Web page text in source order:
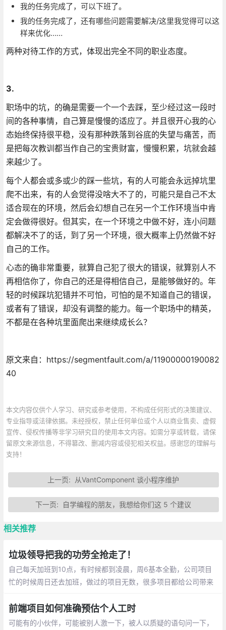
我的任务完成了，可以下班了。
我的任务完成了，还有哪些问题需要解决/这里我觉得可以这
样来优化……
两种对待工作的方式，体现出完全不同的职业态度。
3.
职场中的坑，的确是需要一个一个去踩，至少经过这一段时
间的各种事情，自己算是慢慢的适应了。并且很开心我的心
态始终保持很平稳，没有那种跌落到谷底的失望与痛苦，而
是把每次教训都当作自己的宝贵财富，慢慢积累，坑就会越
来越少了。
每个人都会或多或少的踩一些坑，有的人可能会永远掉坑里
爬不出来，有的人会觉得没啥大不了的，可能只是自己不太
适合现在的环境，然后会幻想自己在另一个工作环境当中肯
定会做得很好。但其实，在一个环境之中做不好，连小问题
都解决不了的话，到了另一个环境，很大概率上仍然做不好
自己的工作。
心态的确非常重要，就算自己犯了很大的错误，就算别人不
再相信你了，你自己的还是得相信自己，是能够做好的。年
轻的时候踩坑犯错并不可怕，可怕的是不知道自己的错误，
或者有了错误，却没有调整的能力。每一个职场中的精英，
不都是在各种坑里面爬出来继续成长么？
原文来自：https://segmentfault.com/a/11900000190082
40
本文内容仅供个人学习、研究或参考使用，不构成任何形式的决策建议、
专业指导或法律依据。未经授权，禁止任何单位或个人以商业售卖、虚假
宣传、侵权传播等非学习研究目的使用本文内容。如需分享或转载，请保
留原文来源信息，不得篡改、删减内容或侵犯相关权益。感谢您的理解与
支持！
上一页: 从VantComponent 谈小程序维护
下一页: 自学编程的朋友，我想给你们这 5 个建议
相关推荐
垃圾领导把我的功劳全抢走了！
自己每天加班到10点，有时候都到凌晨，周6基本全勤，公司项目
忙的时候周日还去加班，做过的项目无数，很多项目都给公司带来
前端项目如何准确预估个人工时
可能有的小伙伴，可能被别人激一下，被人以质疑的语句问一下，